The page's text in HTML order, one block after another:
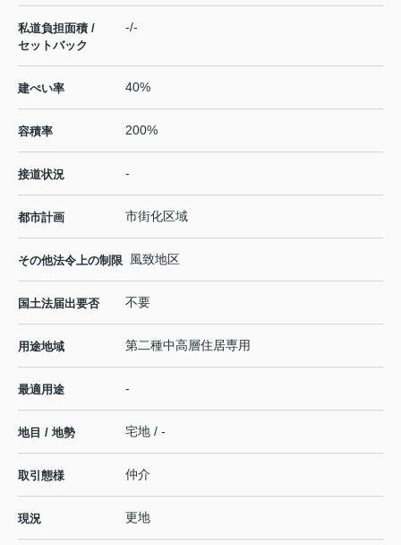
私道負担面積 /
セットバック
-/-
建ぺい率 40%
容積率 200%
接道状況 -
都市計画 市街化区域
その他法令上の制限 風致地区
国土法届出要否 不要
用途地域 第二種中高層住居専用
最適用途 -
地目 / 地勢 宅地 / -
取引態様 仲介
現況 更地